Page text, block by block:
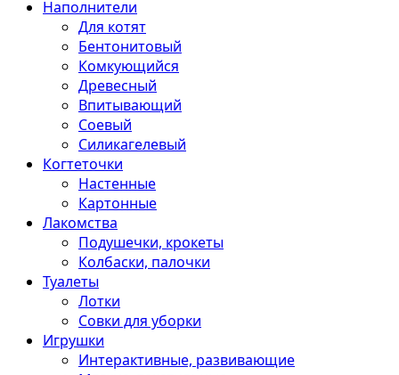
Наполнители
Для котят
Бентонитовый
Комкующийся
Древесный
Впитывающий
Соевый
Силикагелевый
Когтеточки
Настенные
Картонные
Лакомства
Подушечки, крокеты
Колбаски, палочки
Туалеты
Лотки
Совки для уборки
Игрушки
Интерактивные, развивающие